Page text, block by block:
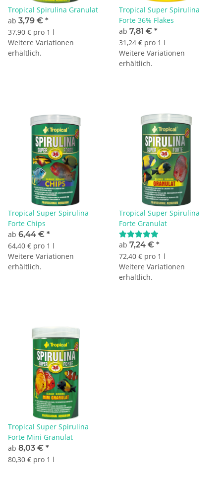
Tropical Spirulina Granulat
ab 3,79 € *
37,90 € pro 1 l
Weitere Variationen
erhältlich.
Tropical Super Spirulina
Forte 36% Flakes
ab 7,81 € *
31,24 € pro 1 l
Weitere Variationen
erhältlich.
Tropical Super Spirulina
Forte Chips
ab 6,44 € *
64,40 € pro 1 l
Weitere Variationen
erhältlich.
Tropical Super Spirulina
Forte Granulat
ab 7,24 € *
72,40 € pro 1 l
Weitere Variationen
erhältlich.
Tropical Super Spirulina
Forte Mini Granulat
ab 8,03 € *
80,30 € pro 1 l